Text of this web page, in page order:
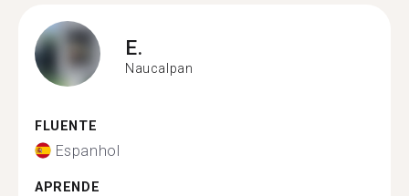
E.
Naucalpan
FLUENTE
Espanhol
APRENDE